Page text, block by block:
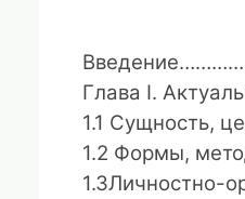
Введение
Глава I.
1.1 Сущность,
1.2 Формы,
1.3Личностно-